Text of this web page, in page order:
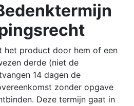
het product door hem of een
derde (niet de
14 dagen de
zonder opgave
Deze termijn gaat in